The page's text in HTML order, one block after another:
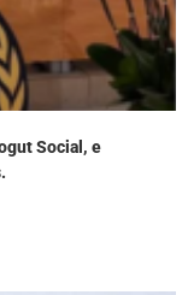
Social, e